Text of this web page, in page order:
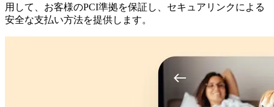
用して、お客様のPCI準拠を保証し、セキュアリンクによる
安全な支払い方法を提供します。